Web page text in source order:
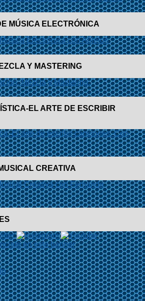
MÚSICA ELECTRÓNICA
Y MASTERING
EL ARTE DE ESCRIBIR
CREATIVA